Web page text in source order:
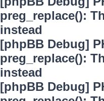
preg_replace():
instead
[phpBB Debug]
preg_replace():
instead
[phpBB Debug]